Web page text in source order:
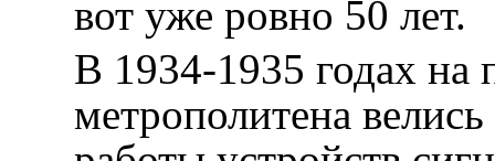
вот уже ровно 50 лет.
В 1934-1935 годах на
метрополитена